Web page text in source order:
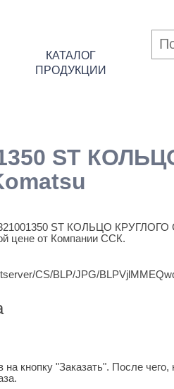
КАТАЛОГ
ПРОДУКЦИИ
ST
ST КОЛЬЦО
цене от Компании ССК.
CS/BLP/JPG/
кнопку "Заказать". После